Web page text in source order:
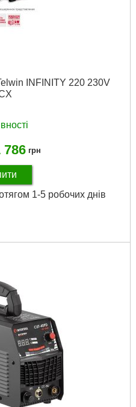
INFINITY 220 230V
786 грн
1-5 робочих днів